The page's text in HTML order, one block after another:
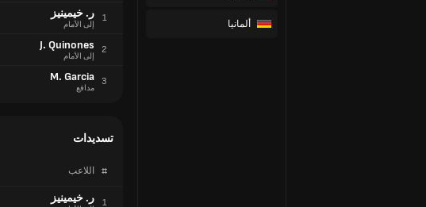
ألمانيا 1 ر. خيمينيز
إلى الأمام
2
J. Quinones
إلى الأمام
3
M. Garcia
مدافع
تسديدات
# اللاعب
1 ر. خيمينيز